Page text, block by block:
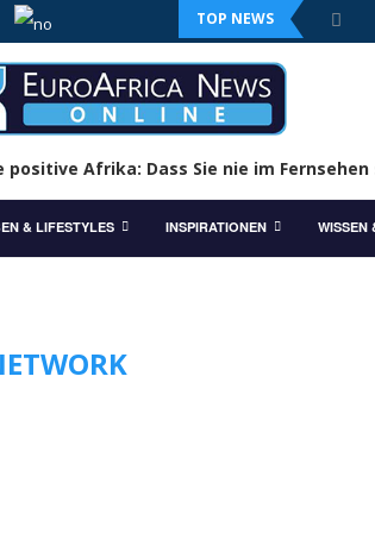
TOP NEWS
positive Afrika: Dass Sie nie im Fernsehen
& LIFESTYLES INSPIRATIONEN WISSEN